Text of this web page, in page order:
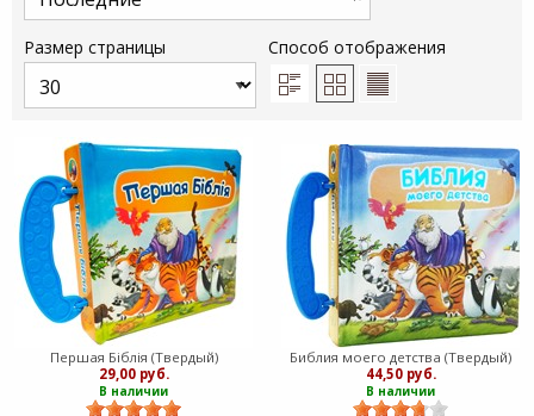
Размер страницы Способ отображения
Першая Біблія (Твердый)
29,00 руб.
В наличии
Библия моего детства (Твердый)
44,50 руб.
В наличии